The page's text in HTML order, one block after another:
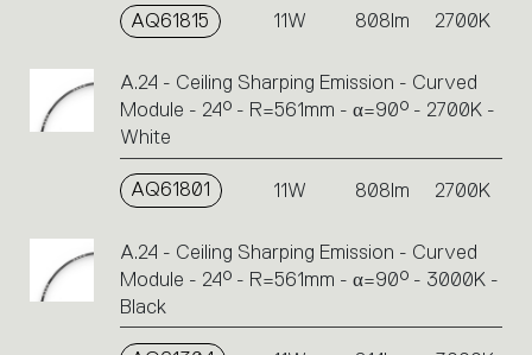
AQ61815 11W 808lm 2700K
A.24 - Ceiling Sharping Emission - Curved
Module - 24° - R=561mm - α=90° - 2700K -
White
AQ61801 11W 808lm 2700K
A.24 - Ceiling Sharping Emission - Curved
Module - 24° - R=561mm - α=90° - 3000K -
Black